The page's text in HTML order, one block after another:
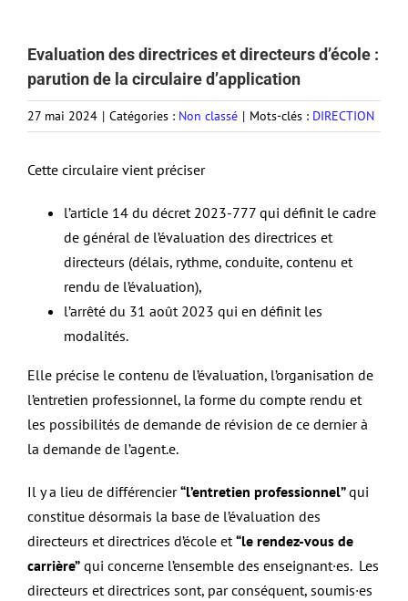
Evaluation des directrices et directeurs d’école :
parution de la circulaire d’application
27 mai 2024 | Catégories : Non classé | Mots-clés : DIRECTION
Cette circulaire vient préciser
l’article 14 du décret 2023-777 qui définit le cadre
de général de l’évaluation des directrices et
directeurs (délais, rythme, conduite, contenu et
rendu de l’évaluation),
l’arrêté du 31 août 2023 qui en définit les
modalités.
Elle précise le contenu de l’évaluation, l’organisation de
l’entretien professionnel, la forme du compte rendu et
les possibilités de demande de révision de ce dernier à
la demande de l’agent.e.
Il y a lieu de différencier“l’entretien professionnel”qui
constitue désormais la base de l’évaluation des
directeurs et directrices d’école et“le rendez-vous de
carrière” qui concerne l’ensemble des enseignant·es. Les
directeurs et directrices sont, par conséquent, soumis·es